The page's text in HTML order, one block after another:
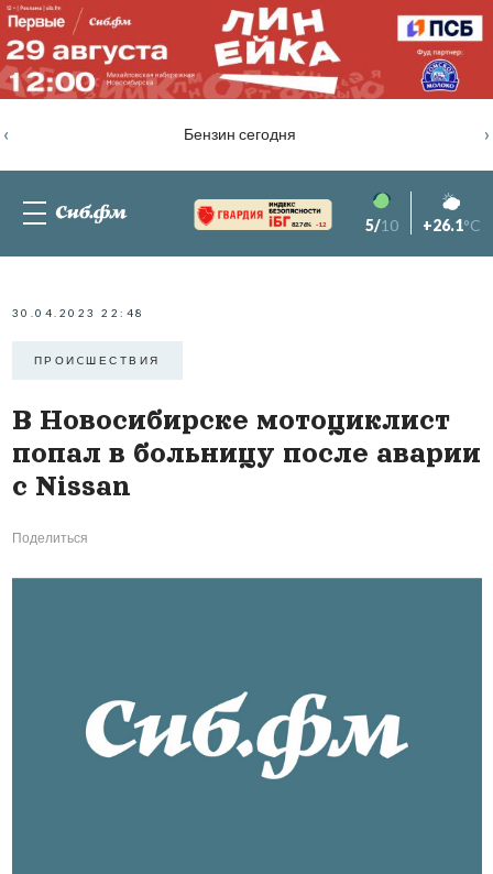
Бензин сегодня
‹ ›
82.76% -1.2 5/10 +26.1°C
30.04.2023 22:48
ПРОИCШЕСТВИЯ
В Новосибирске мотоциклист
попал в больницу после аварии
с Nissan
Поделиться